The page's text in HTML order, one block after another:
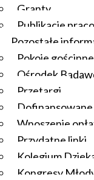
Granty
Publikacje
Pozostałe
Pokoje gościnne
Ośrodek
Przetargi
Wnoszenie
Przydatne linki
Kolegium
Kongresy